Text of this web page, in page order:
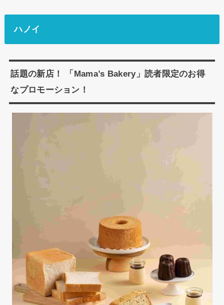
ハノイ
話題の新店！ 「Mama’s Bakery」読者限定のお得
なプロモーション！